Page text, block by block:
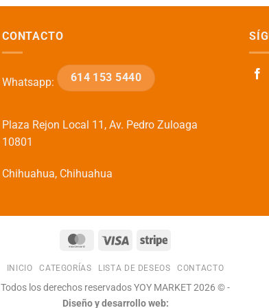
CONTACTO
Whatsapp: 614 153 5440
Plaza Rejon Local 11, Av. Pedro Zuloaga
10801
Chihuahua, Chihuahua
MasterCardVisa Stripe
INICIO CATEGORÍAS LISTA DE DESEOS CONTACTO
Todos los derechos reservados YOY MARKET 2026 © -
Diseño y desarrollo web: